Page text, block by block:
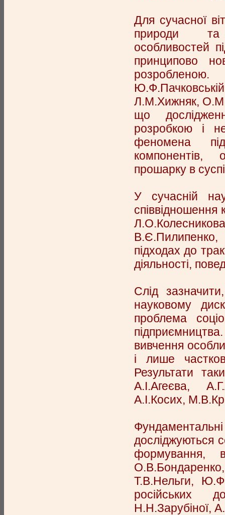
Для сучасної
природи та
особливостей
принципово
розробленою.
Л.М.Хижняк,
що
розробкою і
феномена
компонентів,
прошарку в
У сучасній
співвідношення
В.Є.Пилипенко,
підходах до
діяльності,
Слід
науковому
проблема
вивчення
і лише
Результати
А.І.Агеєва,
А.І.Косих,
досліджуються
формування,
Т.В.Нельги,
російських
Н.Н.Зарубіної,